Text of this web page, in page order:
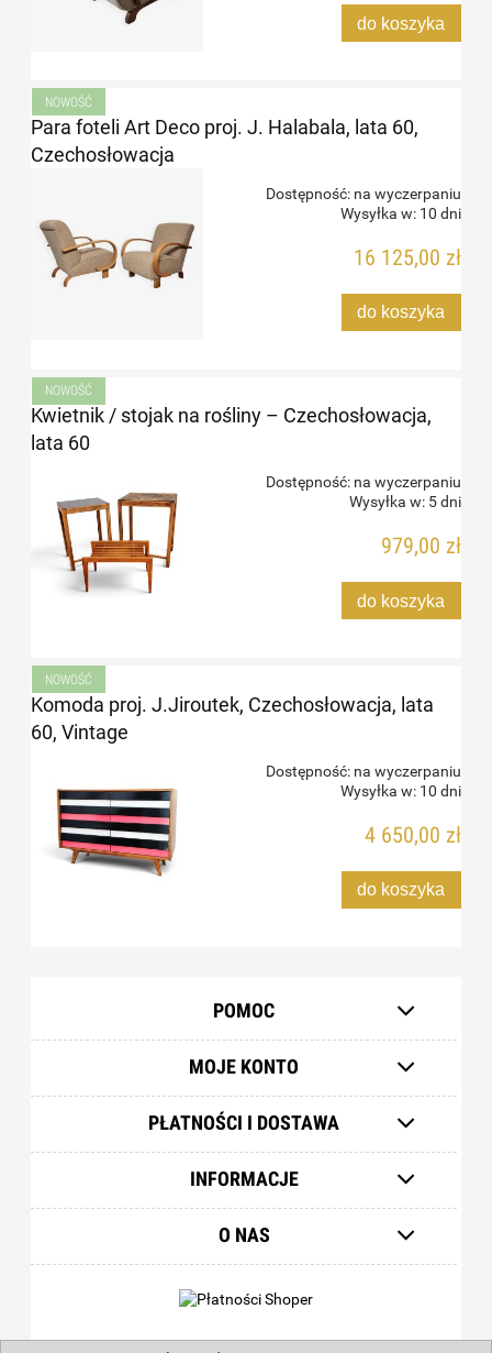
do koszyka
Para foteli Art Deco proj. J. Halabala, lata 60,
Czechosłowacja
Dostępność: na wyczerpaniu
Wysyłka w: 10 dni
16 125,00 zł
do koszyka
NOWOŚĆ
Kwietnik / stojak na rośliny – Czechosłowacja,
lata 60
Dostępność: na wyczerpaniu
Wysyłka w: 5 dni
979,00 zł
do koszyka
NOWOŚĆ
Komoda proj. J.Jiroutek, Czechosłowacja, lata
60, Vintage
Dostępność: na wyczerpaniu
Wysyłka w: 10 dni
4 650,00 zł
do koszyka
NOWOŚĆ
POMOC
MOJE KONTO
PŁATNOŚCI I DOSTAWA
INFORMACJE
O NAS